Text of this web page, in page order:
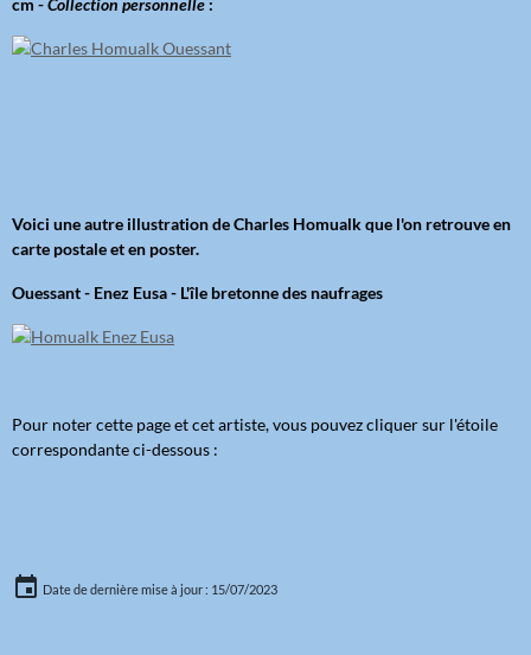
cm -Collection personnelle :
Voici une autre illustration de Charles Homualk que l'on retrouve en
carte postale et en poster.
Ouessant - Enez Eusa - L'île bretonne des naufrages
Pour noter cette page et cet artiste, vous pouvez cliquer sur l'étoile
correspondante ci-dessous :
Date de dernière mise à jour : 15/07/2023